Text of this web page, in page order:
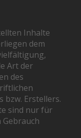
Inhalte
dem
Art der
des
bzw. Erstellers.
sind nur für